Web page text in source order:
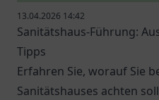
13.04.2026 14:42
Sanitätshaus-Führung:
Tipps
Erfahren Sie, worauf Sie
Sanitätshauses achten